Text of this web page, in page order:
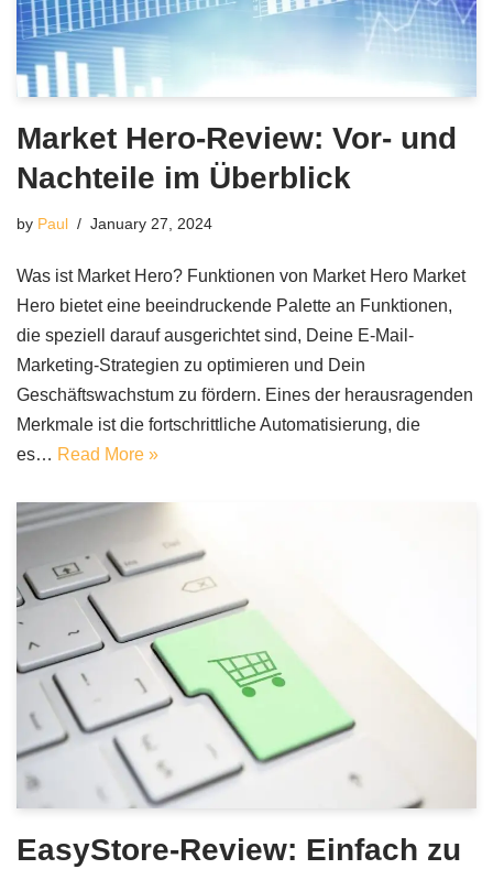
Market Hero-Review: Vor- und
Nachteile im Überblick
by Paul January 27, 2024
Was ist Market Hero? Funktionen von Market Hero Market
Hero bietet eine beeindruckende Palette an Funktionen,
die speziell darauf ausgerichtet sind, Deine E-Mail-
Marketing-Strategien zu optimieren und Dein
Geschäftswachstum zu fördern. Eines der herausragenden
Merkmale ist die fortschrittliche Automatisierung, die
es… Read More »
EasyStore-Review: Einfach zu